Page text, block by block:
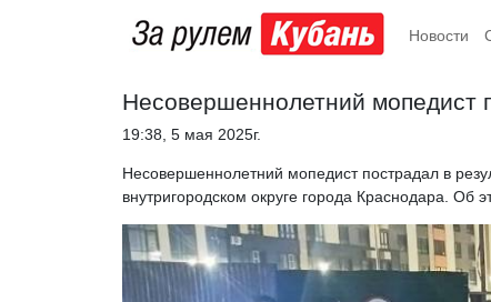
Новости
Несовершеннолетний мопедист
19:38, 5 мая 2025г.
Несовершеннолетний мопедист пострадал в
внутригородском округе города Краснодара. Об